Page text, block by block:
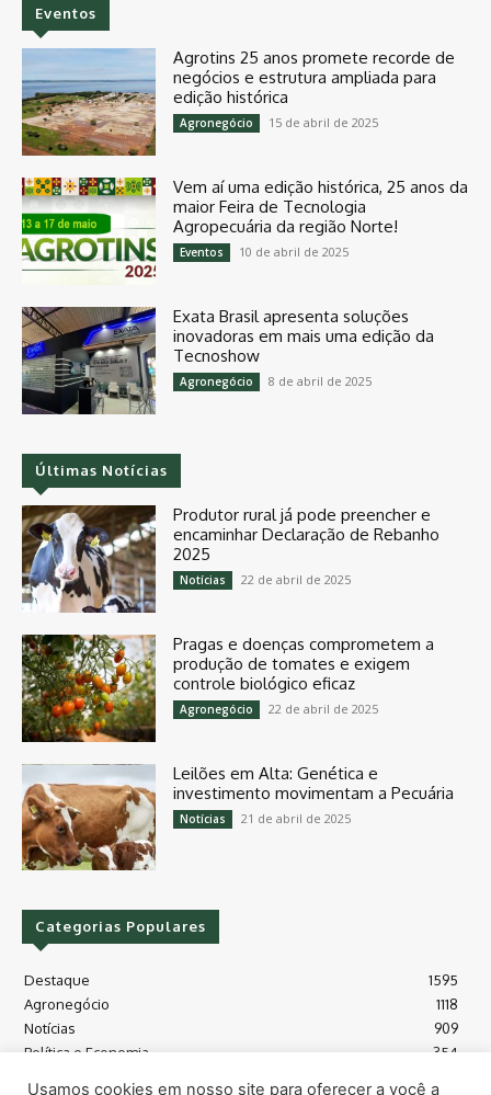
Eventos
Agrotins 25 anos promete recorde de
negócios e estrutura ampliada para
edição histórica
Agronegócio 15 de abril de 2025
Vem aí uma edição histórica, 25 anos da
maior Feira de Tecnologia
Agropecuária da região Norte!
Eventos 10 de abril de 2025
Exata Brasil apresenta soluções
inovadoras em mais uma edição da
Tecnoshow
Agronegócio 8 de abril de 2025
Últimas Notícias
Produtor rural já pode preencher e
encaminhar Declaração de Rebanho
2025
Notícias 22 de abril de 2025
Pragas e doenças comprometem a
produção de tomates e exigem
controle biológico eficaz
Agronegócio 22 de abril de 2025
Leilões em Alta: Genética e
investimento movimentam a Pecuária
Notícias 21 de abril de 2025
Categorias Populares
Destaque
1595
Agronegócio
1118
Notícias
909
Política e Economia
354
Usamos cookies em nosso site para oferecer a você a